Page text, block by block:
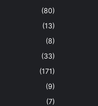
(80)
(13)
(8)
(33)
(171)
(9)
(7)